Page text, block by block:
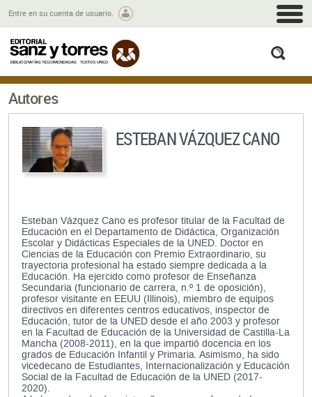
Entre en su cuenta de usuario.
Autores
ESTEBAN VÁZQUEZ CANO
Esteban Vázquez Cano es profesor titular de la Facultad de
Educación en el Departamento de Didáctica, Organización
Escolar y Didácticas Especiales de la UNED. Doctor en
Ciencias de la Educación con Premio Extraordinario, su
trayectoria profesional ha estado siempre dedicada a la
Educación. Ha ejercido como profesor de Enseñanza
Secundaria (funcionario de carrera, n.º 1 de oposición),
profesor visitante en EEUU (Illinois), miembro de equipos
directivos en diferentes centros educativos, inspector de
Educación, tutor de la UNED desde el año 2003 y profesor
en la Facultad de Educación de la Universidad de Castilla-La
Mancha (2008-2011), en la que impartió docencia en los
grados de Educación Infantil y Primaria. Asimismo, ha sido
vicedecano de Estudiantes, Internacionalización y Educación
Social de la Facultad de Educación de la UNED (2017-
2020).